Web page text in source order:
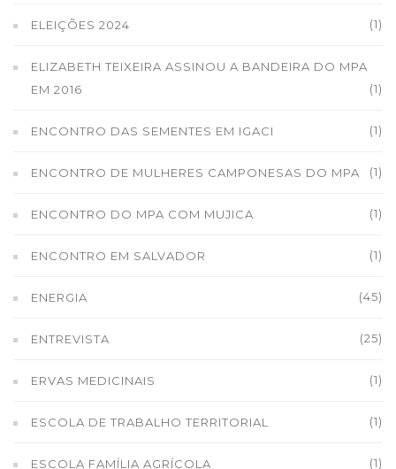
ELEIÇÕES 2024 (1)
ELIZABETH TEIXEIRA ASSINOU A BANDEIRA DO MPA
EM 2016
(1)
ENCONTRO DAS SEMENTES EM IGACI (1)
ENCONTRO DE MULHERES CAMPONESAS DO MPA (1)
ENCONTRO DO MPA COM MUJICA (1)
ENCONTRO EM SALVADOR (1)
ENERGIA (45)
ENTREVISTA (25)
ERVAS MEDICINAIS (1)
ESCOLA DE TRABALHO TERRITORIAL (1)
ESCOLA FAMÍLIA AGRÍCOLA (1)